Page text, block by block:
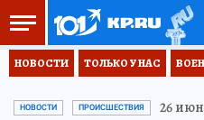
НОВОСТИ ТОЛЬКО У НАС
НОВОСТИ ПРОИСШЕСТВИЯ 26